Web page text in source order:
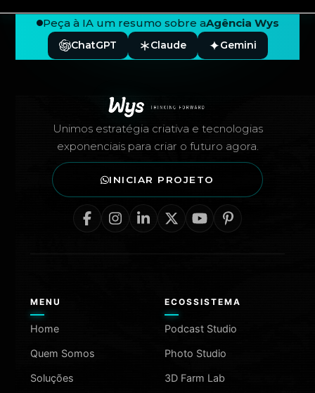
Peça à IA um resumo sobre aAgência Wys
ChatGPT Claude Gemini
Unimos estratégia criativa e tecnologias
exponenciais para criar o futuro agora.
INICIAR PROJETO
MENU
Home
Quem Somos
Soluções
ECOSSISTEMA
Podcast Studio
Photo Studio
3D Farm Lab